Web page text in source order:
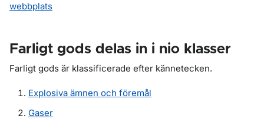
webbplats
Farligt gods delas in i nio klasser
Farligt gods är klassificerade efter kännetecken.
Explosiva ämnen och föremål
Gaser